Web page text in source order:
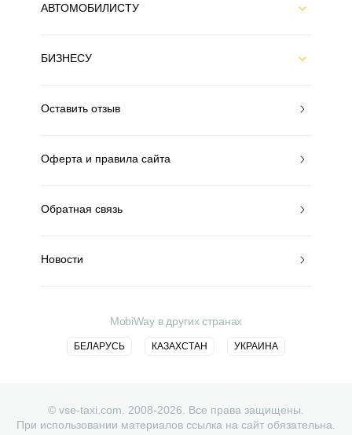
АВТОМОБИЛИСТУ
БИЗНЕСУ
Оставить отзыв
Оферта и правила сайта
Обратная связь
Новости
MobiWay в других странах
БЕЛАРУСЬ КАЗАХСТАН УКРАИНА
© vse-taxi.com. 2008-2026. Все права защищены.
При использовании материалов ссылка на сайт обязательна.